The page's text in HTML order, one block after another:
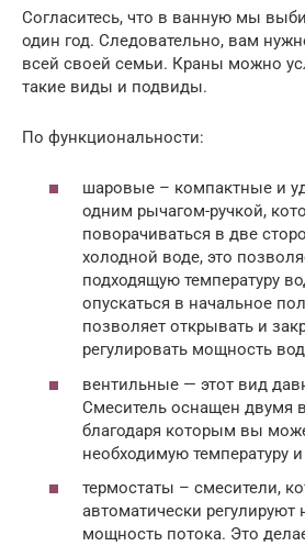
Согласитесь, что в ванную мы
один год. Следовательно, вам
всей своей семьи. Краны можно
такие виды и подвиды.
По функциональности:
шаровые – компактные и
одним рычагом-ручкой,
поворачиваться в две
холодной воде, это
подходящую температуру
опускаться в начальное
позволяет открывать и
регулировать мощность
вентильные — этот вид
Смеситель оснащен двумя
благодаря которым вы
необходимую температуру
термостаты – смесители,
автоматически регулируют
мощность потока. Это